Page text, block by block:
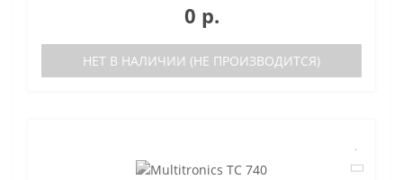
0 р.
НЕТ В НАЛИЧИИ (НЕ ПРОИЗВОДИТСЯ)